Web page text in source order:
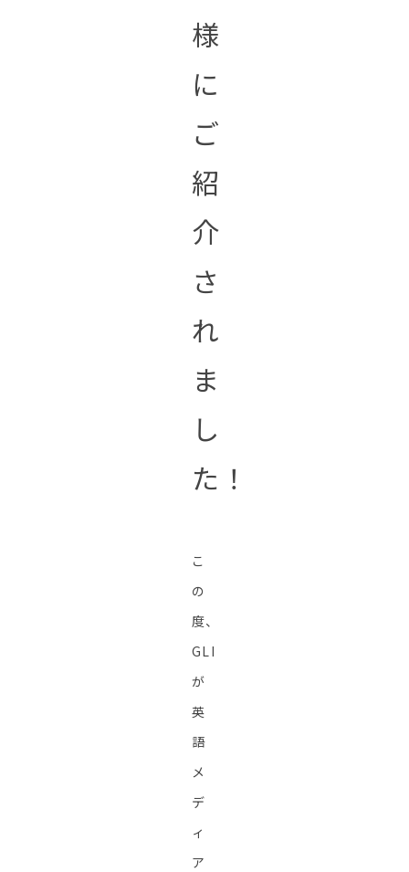
様
に
ご
紹
介
さ
れ
ま
し
た！
こ
の
度、
GLI
が
英
語
メ
デ
ィ
ア